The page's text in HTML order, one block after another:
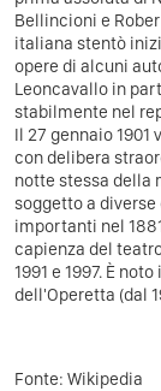
Bellincioni e
italiana stentò
opere di alcuni
Leoncavallo in
stabilmente nel
Il 27 gennaio
con delibera
notte stessa della
soggetto a
importanti nel
capienza del
1991 e 1997. È
dell'Operetta (dal
Fonte: Wikipedia